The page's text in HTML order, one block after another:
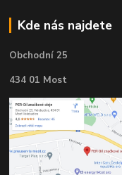
Kde nás najdete
Obchodní 25
434 01 Most